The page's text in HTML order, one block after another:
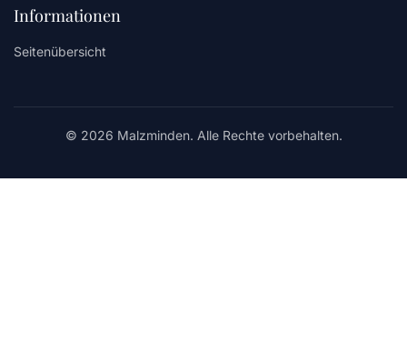
Informationen
Seitenübersicht
© 2026 Malzminden. Alle Rechte vorbehalten.